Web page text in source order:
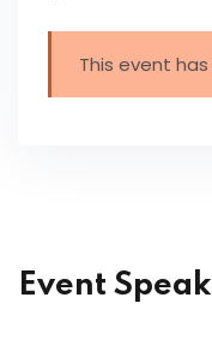
This event
Event